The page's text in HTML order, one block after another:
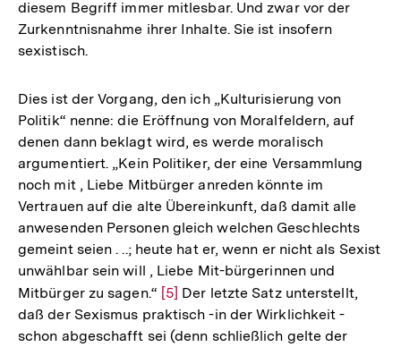
diesem Begriff immer mitlesbar. Und zwar vor der
Zurkenntnisnahme ihrer Inhalte. Sie ist insofern
sexistisch.
Dies ist der Vorgang, den ich „Kulturisierung von
Politik“ nenne: die Eröffnung von Moralfeldern, auf
denen dann beklagt wird, es werde moralisch
argumentiert. „Kein Politiker, der eine Versammlung
noch mit , Liebe Mitbürger anreden könnte im
Vertrauen auf die alte Übereinkunft, daß damit alle
anwesenden Personen gleich welchen Geschlechts
gemeint seien . ..; heute hat er, wenn er nicht als Sexist
unwählbar sein will , Liebe Mit-bürgerinnen und
Mitbürger zu sagen.“ Zur
Auflösung
der
[5] Der letzte Satz unterstellt,
daß der Sexismus praktisch -in der Wirklichkeit -
schon abgeschafft sei (denn schließlich gelte der